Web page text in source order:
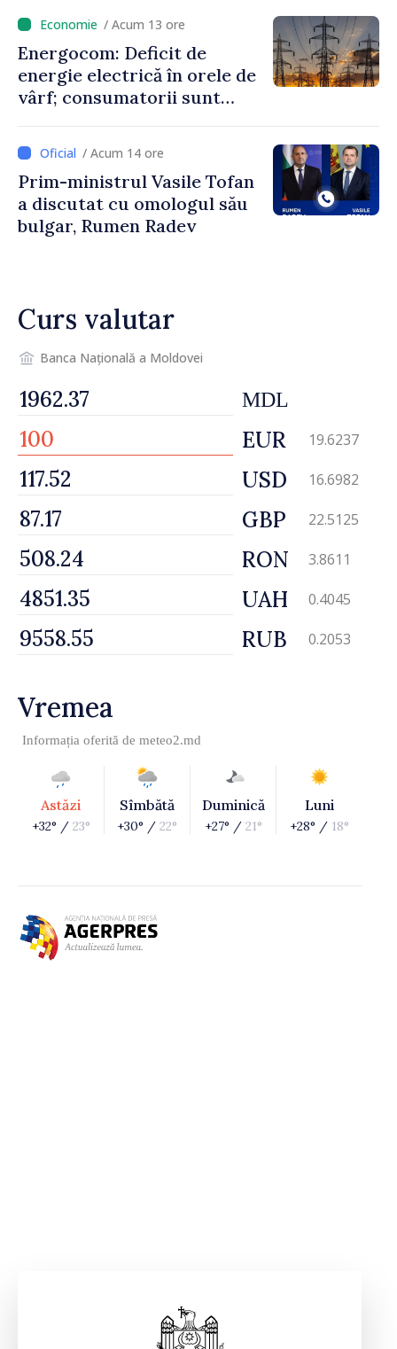
putem menține prețurile la
un nivel mai mic”
/ Acum 13 ore
Energocom: Deficit de
energie electrică în orele de
vârf; consumatorii sunt
/ Acum 14 ore
Prim-ministrul Vasile Tofan
a discutat cu omologul său
bulgar, Rumen Radev
Curs valutar
Banca Națională a Moldovei
MDL
EUR 19.6237
USD 16.6982
GBP 22.5125
RON 3.8611
UAH 0.4045
RUB 0.2053
Vremea
Informația oferită de meteo2.md
Astăzi
+32° / 23°
Sîmbătă
+30° / 22°
Duminică
+27° / 21°
Luni
+28° / 18°